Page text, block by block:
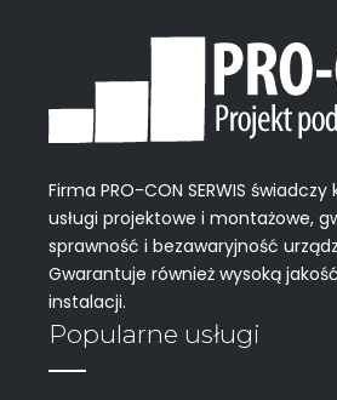
Firma PRO-CON SERWIS
usługi projektowe i montażowe,
sprawność i bezawaryjność
Gwarantuje również wysoką
instalacji.
Popularne usługi